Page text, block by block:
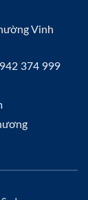
Vinh
374 999